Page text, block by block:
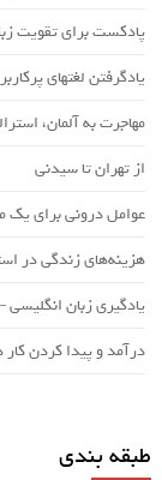
پادکست برای تقویت
یادگرفتن لغتهای
مهاجرت به آلمان،
از تهران تا سیدنی
عوامل درونی برای یک
هزینه‌های زندگی در
یادگیری زبان
درآمد و پیدا کردن کار
طبقه بندی